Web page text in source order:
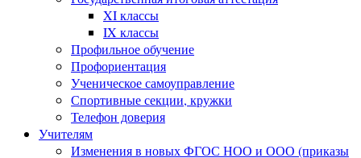
XI классы
IX классы
Профильное обучение
Профориентация
Ученическое самоуправление
Спортивные секции, кружки
Телефон доверия
Учителям
Изменения в новых ФГОС НОО и ООО (приказы